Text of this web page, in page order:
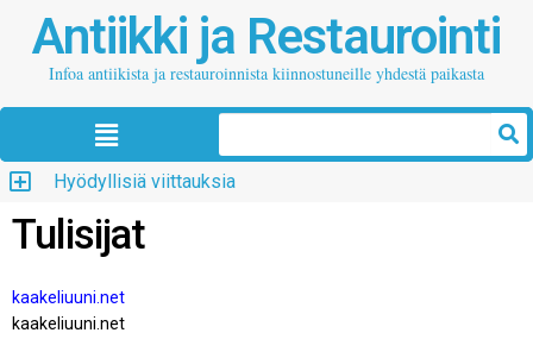
Antiikki ja Restaurointi
Infoa antiikista ja restauroinnista kiinnostuneille yhdestä paikasta
Hyödyllisiä viittauksia
Tulisijat
kaakeliuuni.net
kaakeliuuni.net